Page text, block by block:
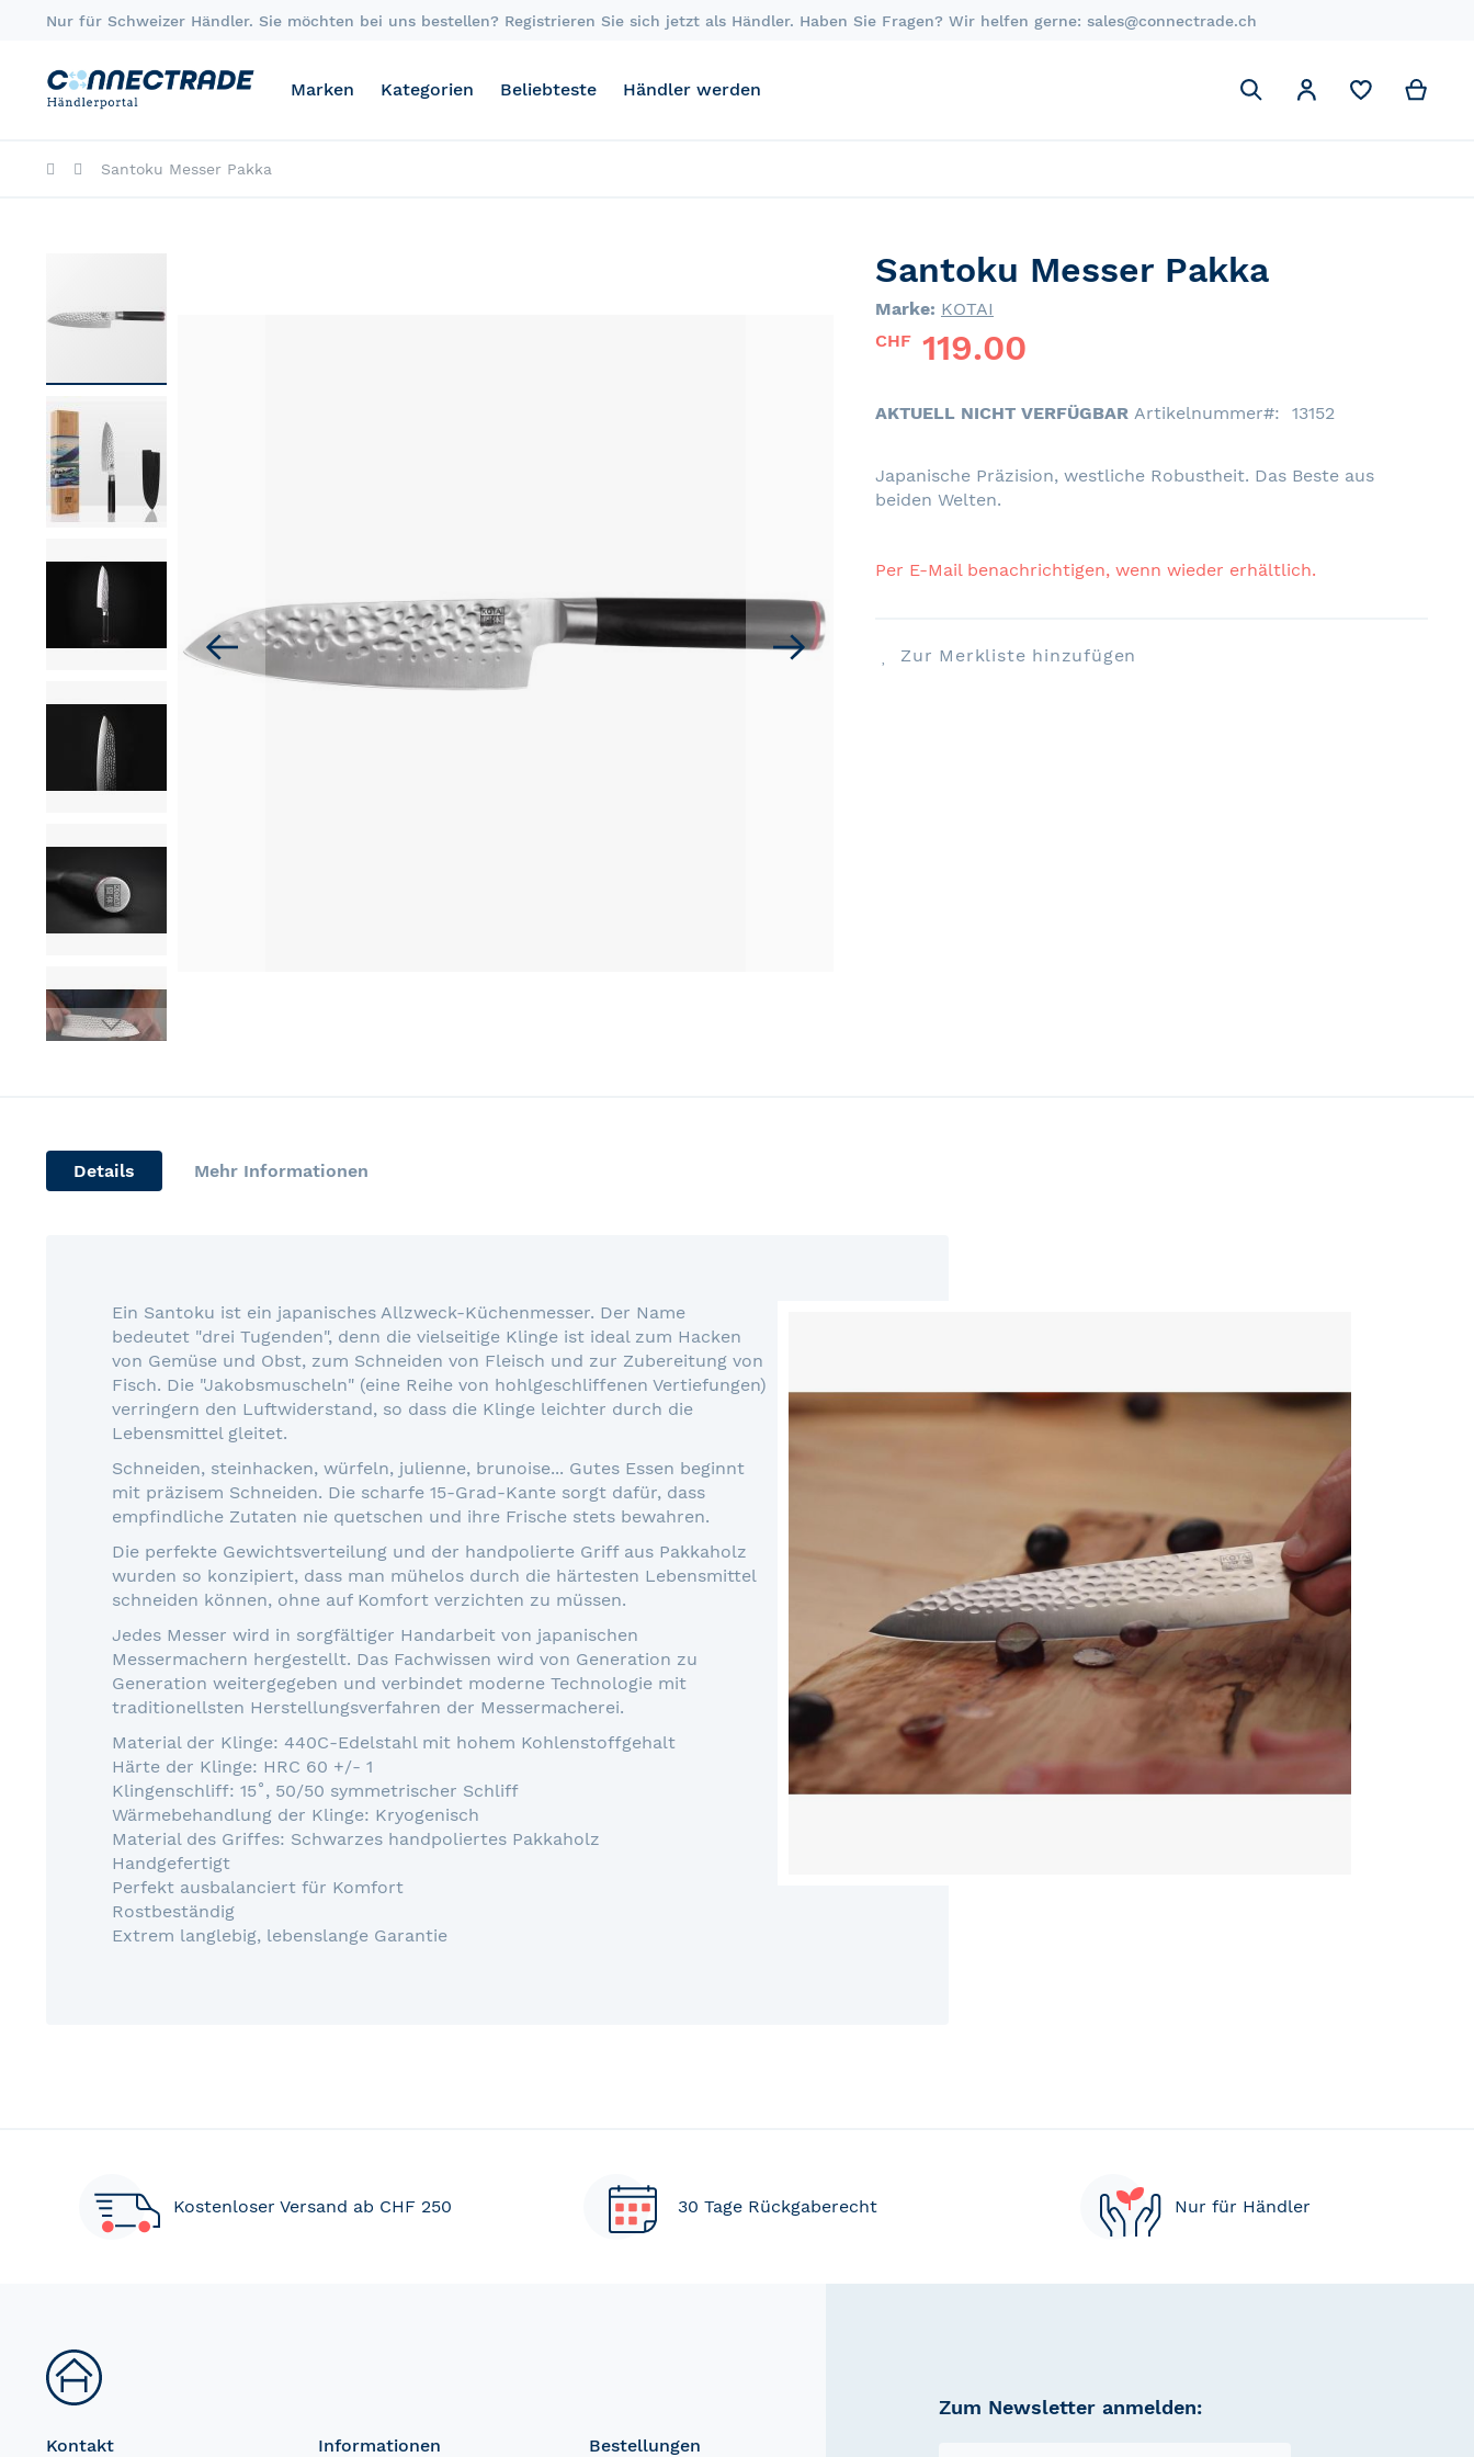
Skip
Nur für Schweizer Händler. Sie möchten bei uns bestellen? Registrieren Sie sich jetzt als Händler. Haben Sie Fragen? Wir helfen gerne: sales@connectrade.ch
Marken Kategorien Beliebteste Händler werden
Suchen
Suchen
Mein Account
Santoku Messer Pakka
the
the
images
gallery
of
images
Santoku Messer Pakka
Marke: KOTAI
CHF 119.00
AKTUELL NICHT VERFÜGBAR Artikelnummer 13152
Japanische Präzision, westliche Robustheit. Das Beste aus
beiden Welten.
Per E-Mail benachrichtigen, wenn wieder erhältlich.
Zur Merkliste hinzufügen
Details Mehr Informationen
Ein Santoku ist ein japanisches Allzweck-Küchenmesser. Der Name
bedeutet "drei Tugenden", denn die vielseitige Klinge ist ideal zum Hacken
von Gemüse und Obst, zum Schneiden von Fleisch und zur Zubereitung von
Fisch. Die "Jakobsmuscheln" (eine Reihe von hohlgeschliffenen Vertiefungen)
verringern den Luftwiderstand, so dass die Klinge leichter durch die
Lebensmittel gleitet.
Schneiden, steinhacken, würfeln, julienne, brunoise... Gutes Essen beginnt
mit präzisem Schneiden. Die scharfe 15-Grad-Kante sorgt dafür, dass
empfindliche Zutaten nie quetschen und ihre Frische stets bewahren.
Die perfekte Gewichtsverteilung und der handpolierte Griff aus Pakkaholz
wurden so konzipiert, dass man mühelos durch die härtesten Lebensmittel
schneiden können, ohne auf Komfort verzichten zu müssen.
Jedes Messer wird in sorgfältiger Handarbeit von japanischen
Messermachern hergestellt. Das Fachwissen wird von Generation zu
Generation weitergegeben und verbindet moderne Technologie mit
traditionellsten Herstellungsverfahren der Messermacherei.
Material der Klinge: 440C-Edelstahl mit hohem Kohlenstoffgehalt
Härte der Klinge: HRC 60 +/- 1
Klingenschliff: 15˚, 50/50 symmetrischer Schliff
Wärmebehandlung der Klinge: Kryogenisch
Material des Griffes: Schwarzes handpoliertes Pakkaholz
Handgefertigt
Perfekt ausbalanciert für Komfort
Rostbeständig
Extrem langlebig, lebenslange Garantie
Kostenloser Versand ab CHF 250 30 Tage Rückgaberecht Nur für Händler
Kontakt Informationen Bestellungen
Zum Newsletter anmelden: